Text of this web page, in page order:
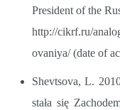
President of the
http://cikrf.ru/
ovaniya/(date of
Shevtsova, L.
stała się